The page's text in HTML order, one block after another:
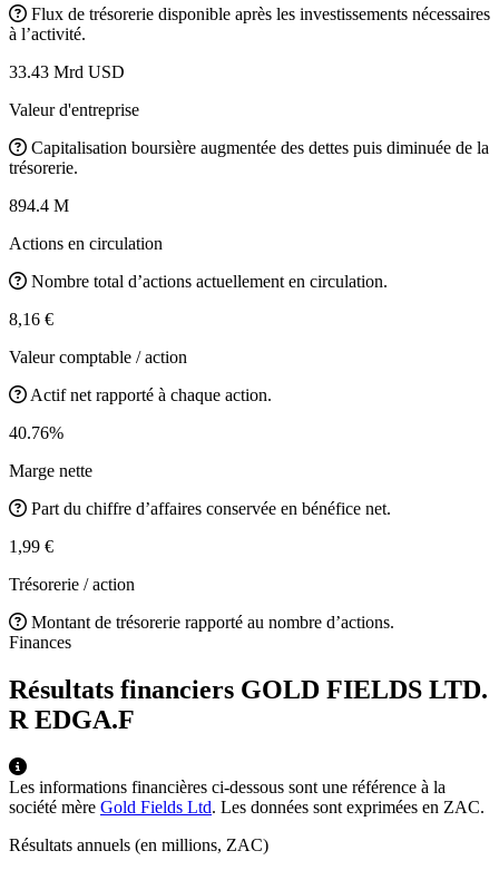
Flux de trésorerie disponible après les investissements nécessaires
à l’activité.
33.43 Mrd USD
Valeur d'entreprise
Capitalisation boursière augmentée des dettes puis diminuée de la
trésorerie.
894.4 M
Actions en circulation
Nombre total d’actions actuellement en circulation.
8,16 €
Valeur comptable / action
Actif net rapporté à chaque action.
40.76%
Marge nette
Part du chiffre d’affaires conservée en bénéfice net.
1,99 €
Trésorerie / action
Montant de trésorerie rapporté au nombre d’actions.
Finances
Résultats financiers GOLD FIELDS LTD.
R EDGA.F
Les informations financières ci-dessous sont une référence à la
société mère Gold Fields Ltd. Les données sont exprimées en ZAC.
Résultats annuels (en millions, ZAC)